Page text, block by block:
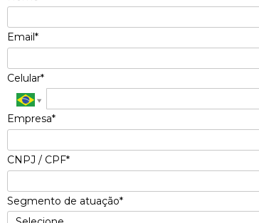
Email*
Celular*
Empresa*
CNPJ / CPF*
Segmento de atuação*